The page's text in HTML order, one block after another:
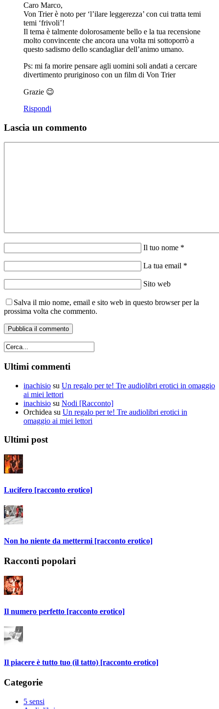
Caro Marco,
Von Trier è noto per ‘l’ilare leggerezza’ con cui tratta temi
temi ‘frivoli’!
Il tema è talmente dolorosamente bello e la tua recensione
molto convincente che ancora una volta mi sottoporrò a
questo sadismo dello scandagliar dell’animo umano.
Ps: mi fa morire pensare agli uomini soli andati a cercare
divertimento pruriginoso con un film di Von Trier
Grazie 😉
Rispondi
Lascia un commento
Il tuo nome *
La tua email *
Sito web
Salva il mio nome, email e sito web in questo browser per la
prossima volta che commento.
Ultimi commenti
inachisio su Un regalo per te! Tre audiolibri erotici in omaggio
ai miei lettori
inachisio su Nodi [Racconto]
Orchidea su Un regalo per te! Tre audiolibri erotici in
omaggio ai miei lettori
Ultimi post
Lucifero [racconto erotico]
Non ho niente da mettermi [racconto erotico]
Racconti popolari
Il numero perfetto [racconto erotico]
Il piacere è tutto tuo (il tatto) [racconto erotico]
Categorie
5 sensi